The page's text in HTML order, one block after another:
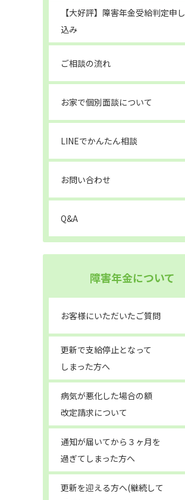
【大好評】障害年金受給判定申し
込み
ご相談の流れ
お家で個別面談について
LINEでかんたん相談
お問い合わせ
Q&A
障害年金について
お客様にいただいたご質問
更新で支給停止となって
しまった方へ
病気が悪化した場合の額
改定請求について
通知が届いてから３ヶ月を
過ぎてしまった方へ
更新を迎える方へ(継続して